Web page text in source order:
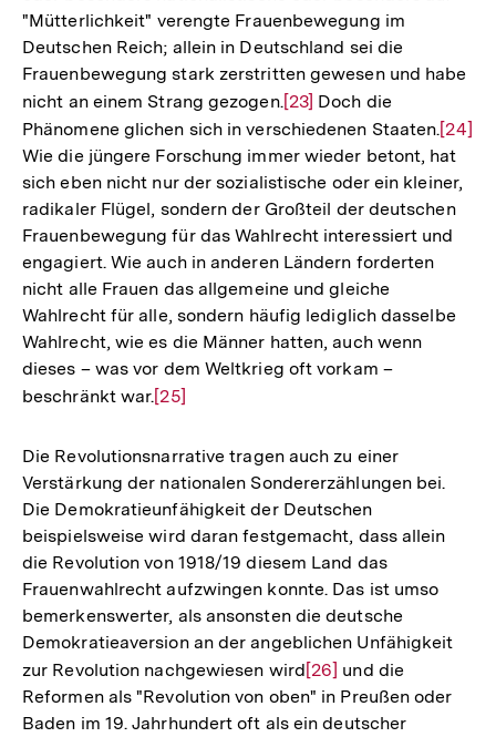
"Mütterlichkeit" verengte Frauenbewegung im
Deutschen Reich; allein in Deutschland sei die
Frauenbewegung stark zerstritten gewesen und habe
nicht an einem Strang gezogen.Zur
Auflösung
der
Fußnote
[23] Doch die
Phänomene glichen sich in verschiedenen Staaten.Zur
der
[24]
Wie die jüngere Forschung immer wieder betont, hat
sich eben nicht nur der sozialistische oder ein kleiner,
radikaler Flügel, sondern der Großteil der deutschen
Frauenbewegung für das Wahlrecht interessiert und
engagiert. Wie auch in anderen Ländern forderten
nicht alle Frauen das allgemeine und gleiche
Wahlrecht für alle, sondern häufig lediglich dasselbe
Wahlrecht, wie es die Männer hatten, auch wenn
dieses – was vor dem Weltkrieg oft vorkam –
beschränkt war.Zur
der
Fußnote
[25]
Die Revolutionsnarrative tragen auch zu einer
Verstärkung der nationalen Sondererzählungen bei.
Die Demokratieunfähigkeit der Deutschen
beispielsweise wird daran festgemacht, dass allein
die Revolution von 1918/19 diesem Land das
Frauenwahlrecht aufzwingen konnte. Das ist umso
bemerkenswerter, als ansonsten die deutsche
Demokratieaversion an der angeblichen Unfähigkeit
zur Revolution nachgewiesen wirdZur
Auflösung
der
[26] und die
Reformen als "Revolution von oben" in Preußen oder
Baden im 19. Jahrhundert oft als ein deutscher